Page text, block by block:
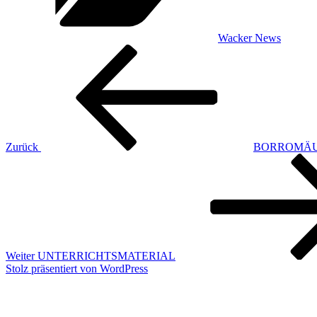
Wacker News
Beitragsnavigation
Zurück
Weiter UNTERRICHTSMATERIAL
Stolz präsentiert von WordPress